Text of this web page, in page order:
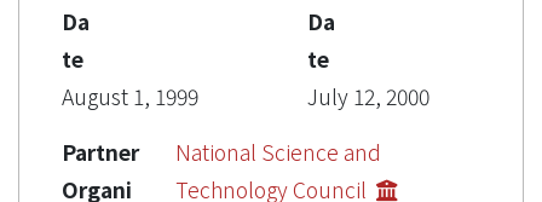
Da
te
August 1, 1999
Da
te
July 12, 2000
Partner
Organi
National Science and
Technology Council